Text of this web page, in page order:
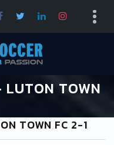
LUTON TOWN
LEAGUE 2023/2024
TOWN FC
TOWN FC 2-1